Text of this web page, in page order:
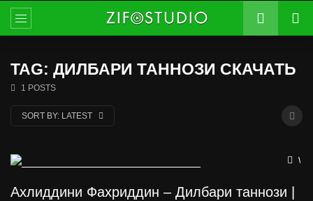
TAG: ДИЛБАРИ ТАННОЗИ СКАЧАТЬ
1 POSTS
SORT BY: LATEST
Ахлиддини Фахриддин – Дилбари таннози |